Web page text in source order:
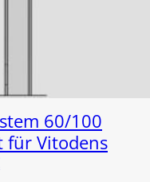
60/100
für Vitodens